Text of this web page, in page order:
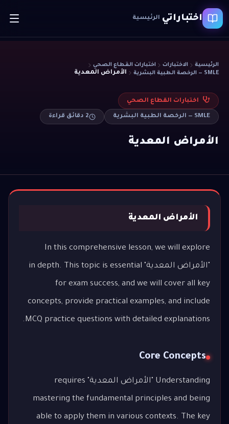
اختباراتي الرئيسية
الرئيسية الاختبارات
اختبارات القطاع الصحي
SMLE — الرخصة الطبية البشرية
الأمراض المعدية
اختبارات القطاع الصحي
SMLE — الرخصة الطبية البشرية 2 دقائق قراءة
الأمراض المعدية
الأمراض المعدية
In this comprehensive lesson, we will explore
"الأمراض المعدية" in depth. This topic is essential
for exam success, and we will cover all key
concepts, provide practical examples, and include
MCQ practice questions with detailed explanations.
Core Concepts
Understanding "الأمراض المعدية" requires
mastering the fundamental principles and being
able to apply them in various contexts. The key